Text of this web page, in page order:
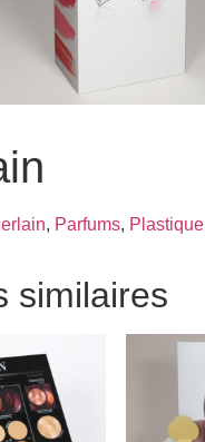
, Parfums, Plastique
similaires